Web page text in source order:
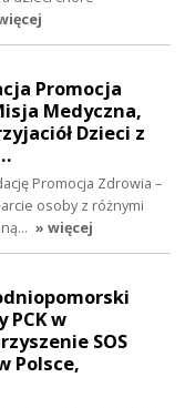
Promocja
Medyczna,
Dzieci z
Promocja Zdrowia –
osoby z różnymi
» więcej
PCK w
SOS
Polsce,